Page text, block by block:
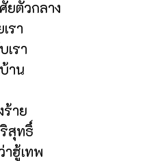
ยตัวกลาง
รา
เรา
าน
ร้าย
สุทธิ์
ฮู้เทพ